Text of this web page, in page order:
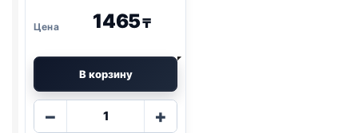
1465₸
В корзину
−
Количество
+